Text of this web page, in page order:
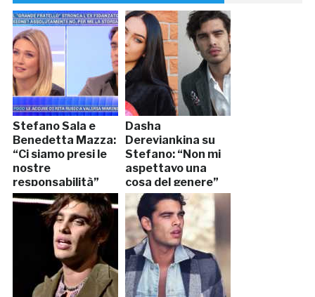
Stefano Sala e
Benedetta Mazza:
“Ci siamo presi le
nostre
responsabilità”
Dasha
Dereviankina su
Stefano: “Non mi
aspettavo una
cosa del genere”